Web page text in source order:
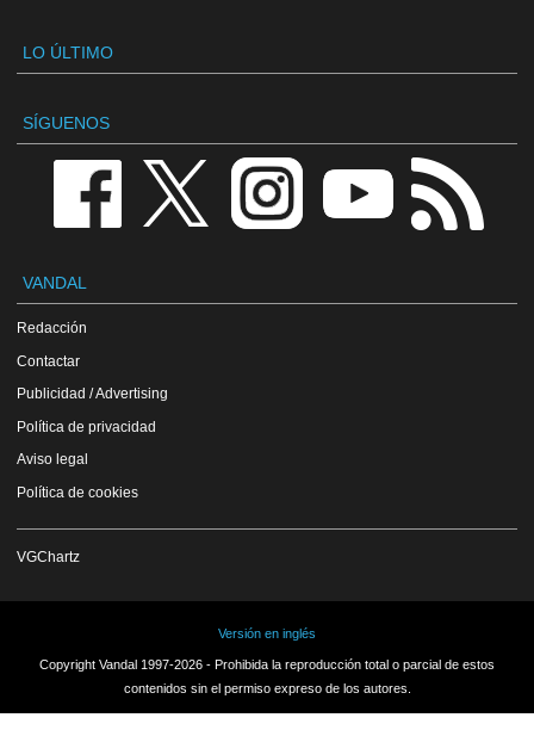
LO ÚLTIMO
SÍGUENOS
VANDAL
Redacción
Contactar
Publicidad / Advertising
Política de privacidad
Aviso legal
Política de cookies
VGChartz
Versión en inglés
Copyright Vandal 1997-2026 - Prohibida la reproducción total o parcial de estos
contenidos sin el permiso expreso de los autores.